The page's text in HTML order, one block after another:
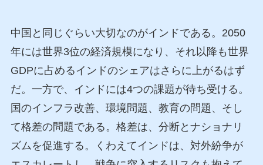
中国と同じぐらい大切なのがインドである。2050
年には世界3位の経済規模になり、それ以降も世界
GDPに占めるインドのシェアはさらに上がるはず
だ。一方で、インドには4つの課題が待ち受ける。
国のインフラ改善、環境問題、教育の問題、そし
て格差の問題である。格差は、分断とナショナリ
ズムを促進する。くわえてインドは、対外紛争が